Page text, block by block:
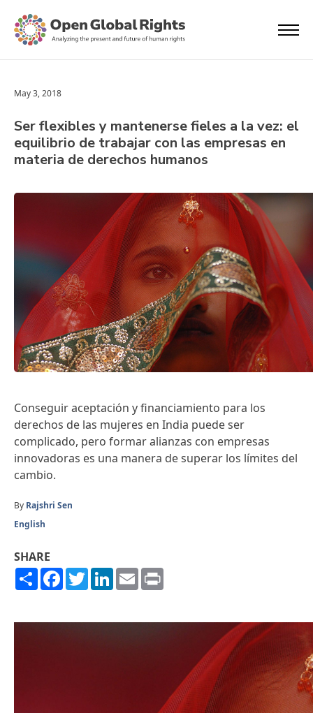
May 3, 2018
Ser flexibles y mantenerse fieles a la vez: el
equilibrio de trabajar con las empresas en
materia de derechos humanos
Conseguir aceptación y financiamiento para los
derechos de las mujeres en India puede ser
complicado, pero formar alianzas con empresas
innovadoras es una manera de superar los límites del
cambio.
By Rajshri Sen
English
SHARE
ShareFacebook
TwitterLinkedIn
Email